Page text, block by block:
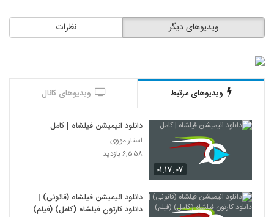
نظرات ویدیوهای دیگر
ویدیوهای مرتبط ویدیوهای کانال
۰۱:۱۷:۰۷
دانلود انیمیشن فیلشاه | کامل
استار مووی
۶,۵۵۸ بازدید
دانلود انیمیشن فیلشاه (قانونی) |
دانلود کارتون فیلشاه (کامل) (فیلم)